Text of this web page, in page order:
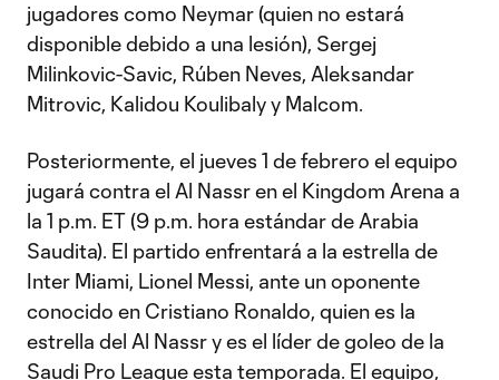
jugadores como Neymar (quien no estará
disponible debido a una lesión), Sergej
Milinkovic-Savic, Rúben Neves, Aleksandar
Mitrovic, Kalidou Koulibaly y Malcom.
Posteriormente, el jueves 1 de febrero el equipo
jugará contra el Al Nassr en el Kingdom Arena a
la 1 p.m. ET (9 p.m. hora estándar de Arabia
Saudita). El partido enfrentará a la estrella de
Inter Miami, Lionel Messi, ante un oponente
conocido en Cristiano Ronaldo, quien es la
estrella del Al Nassr y es el líder de goleo de la
Saudi Pro League esta temporada. El equipo,